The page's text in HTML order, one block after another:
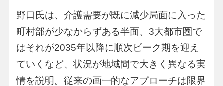
野口氏は、介護需要が既に減少局面に入った
町村部が少なからずある半面、3大都市圏で
はそれが2035年以降に順次ピーク期を迎え
ていくなど、状況が地域間で大きく異なる実
情を説明。従来の画一的なアプローチは限界